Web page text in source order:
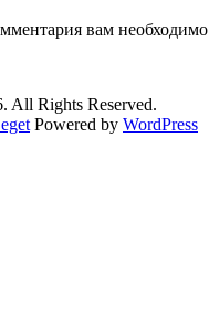
вам необходимо
All Rights Reserved.
Powered by WordPress